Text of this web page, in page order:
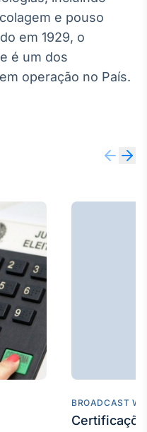
e pouso
em 1929, o
é um dos
operação no País.
BROADCAST